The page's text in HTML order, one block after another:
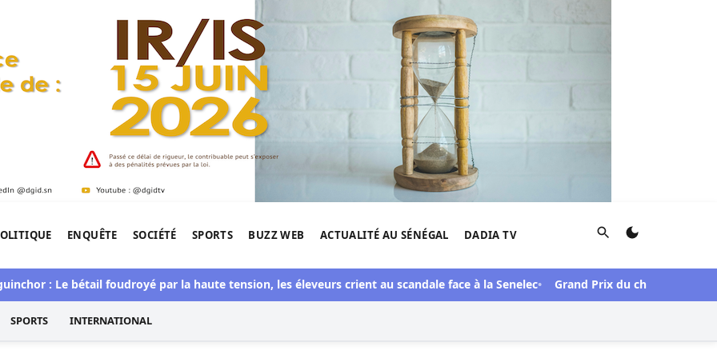
de l'Afrique.
ENQUÊTE SOCIÉTÉ SPORTS BUZZ WEB ACTUALITÉ AU SÉNÉGAL DADIA TV Rechercher
: Le bétail foudroyé par la haute tension, les éleveurs crient au scandale face à la Senelec Grand Prix du chef de l’Etat
SPORTS INTERNATIONAL